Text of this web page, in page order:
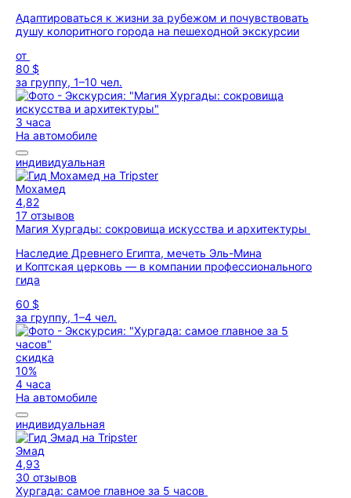
Адаптироваться к жизни за рубежом и почувствовать
душу колоритного города на пешеходной экскурсии
от
80 $
за группу, 1–10 чел.
3 часа
На автомобиле
индивидуальная
Мохамед
4,82
17 отзывов
Магия Хургады: сокровища искусства и архитектуры
Наследие Древнего Египта, мечеть Эль-Мина
и Коптская церковь — в компании профессионального
гида
60 $
за группу, 1–4 чел.
скидка
10%
4 часа
На автомобиле
индивидуальная
Эмад
4,93
30 отзывов
Хургада: самое главное за 5 часов